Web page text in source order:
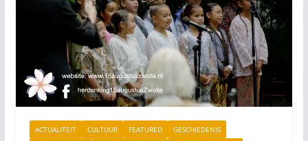
ACTUALITEIT CULTUUR FEATURED
GESCHIEDENIS